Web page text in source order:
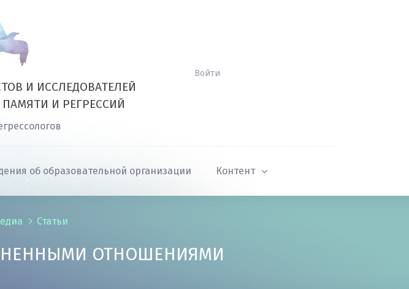
И ИССЛЕДОВАТЕЛЕЙ
И РЕГРЕССИЙ
Войти
об образовательной организации Контент
Статьи
ОТНОШЕНИЯМИ